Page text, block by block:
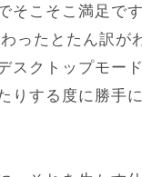
こそこ満足で
ったとたん訳が
クトップモー
する度に勝手